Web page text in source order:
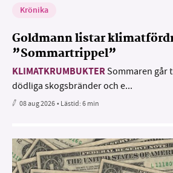
Krönika
Goldmann listar
”Sommartrippel”
KLIMATKRUMBUKTERSommaren går
dödliga skogsbränder och e...
08 aug 2026• Lästid:6 min